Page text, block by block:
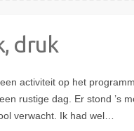
druk
activiteit op het
rustige dag. Er stond ’s
verwacht. Ik had wel…